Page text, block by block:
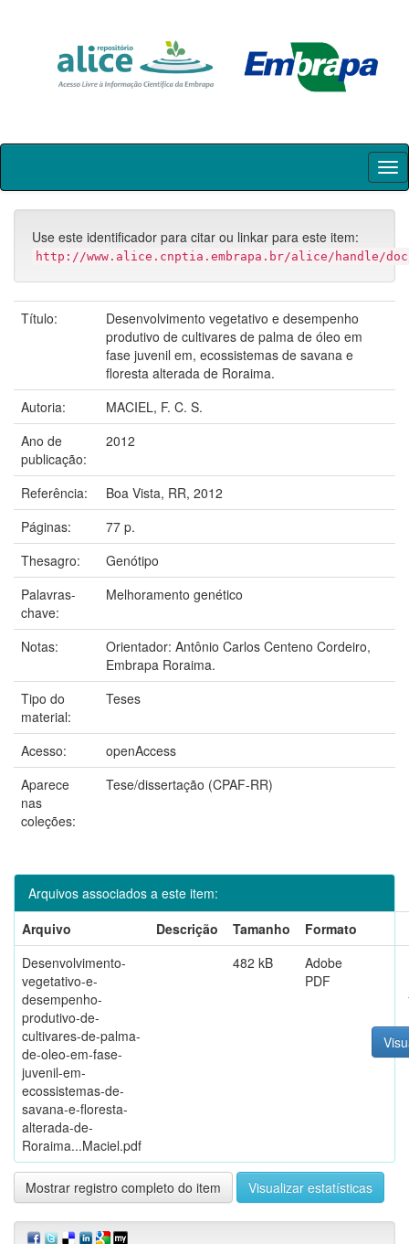
Skip
Use este identificador para citar ou linkar para este item:
http://www.alice.cnptia.embrapa.br/alice/handle/
Título:
Desenvolvimento vegetativo e desempenho
produtivo de cultivares de palma de óleo em
fase juvenil em, ecossistemas de savana e
floresta alterada de Roraima.
Autoria:
MACIEL, F. C. S.
Ano de
publicação:
2012
Referência:
Boa Vista, RR, 2012
Páginas:
77 p.
Thesagro:
Genótipo
Palavras-
chave:
Melhoramento genético
Notas:
Orientador: Antônio Carlos Centeno Cordeiro,
Embrapa Roraima.
Tipo do
material:
Teses
Acesso:
openAccess
Aparece
nas
coleções:
Tese/dissertação (CPAF-RR)
Arquivos associados a este item:
Arquivo
Descrição Tamanho
Formato
Desenvolvimento-
vegetativo-e-
desempenho-
produtivo-de-
cultivares-de-palma-
de-oleo-em-fase-
juvenil-em-
ecossistemas-de-
savana-e-floresta-
alterada-de-
Roraima...Maciel.pdf
482 kB
Adobe
PDF
Mostrar registro completo do item Visualizar estatísticas